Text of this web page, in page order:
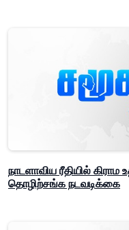
நாடளாவிய ரீதியில்
தொழிற்சங்க நடவடிக்கை